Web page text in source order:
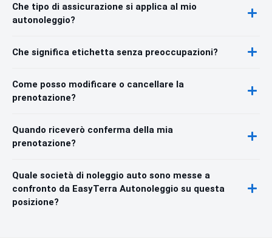
Che tipo di assicurazione si applica al mio
autonoleggio?
Che significa etichetta senza preoccupazioni?
Come posso modificare o cancellare la
prenotazione?
Quando riceverò conferma della mia
prenotazione?
Quale società di noleggio auto sono messe a
confronto da EasyTerra Autonoleggio su questa
posizione?